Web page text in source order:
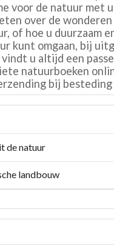
voor de natuur met
over de wonderen
of hoe u duurzaam
kunt omgaan, bij
u altijd een
natuurboeken
bij besteding
de natuur
landbouw